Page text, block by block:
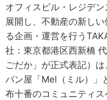
オフィスビル・レジデ
展開し、不動産の新しい
る企画・運営を行う
社：東京都港区西新橋
ごだか」が正式表記）
パン屋「Mel（ミル）」
布十番のコミュニティ